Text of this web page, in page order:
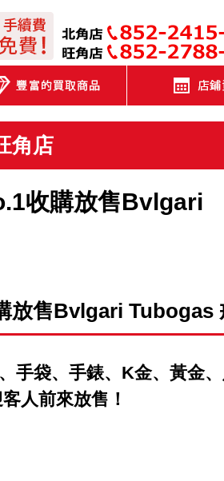
角店
收購放售Bvlgari
放售Bvlgari Tubogas
手袋、手錶、K金、黃金
人前來放售！